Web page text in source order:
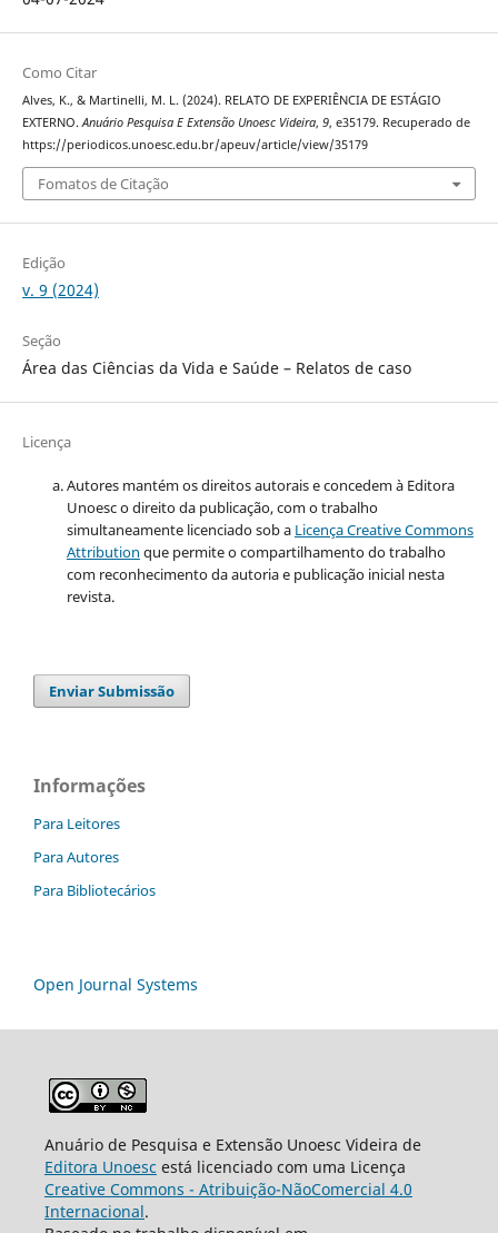
Como Citar
Alves, K., & Martinelli, M. L. (2024). RELATO DE EXPERIÊNCIA DE ESTÁGIO
EXTERNO.Anuário Pesquisa E Extensão Unoesc Videira, 9, e35179. Recuperado de
https://periodicos.unoesc.edu.br/apeuv/article/view/35179
Fomatos de Citação
Edição
v. 9 (2024)
Seção
Área das Ciências da Vida e Saúde – Relatos de caso
Licença
Autores mantém os direitos autorais e concedem à Editora
Unoesc o direito da publicação, com o trabalho
simultaneamente licenciado sob a Licença Creative Commons
Attribution que permite o compartilhamento do trabalho
com reconhecimento da autoria e publicação inicial nesta
revista.
Enviar Submissão
Informações
Para Leitores
Para Autores
Para Bibliotecários
Open Journal Systems
Anuário de Pesquisa e Extensão Unoesc Videira de
Editora Unoesc está licenciado com uma Licença
Creative Commons - Atribuição-NãoComercial 4.0
Internacional.